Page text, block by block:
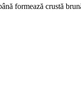
formează crustă